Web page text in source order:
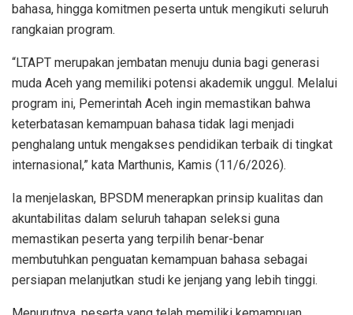
bahasa, hingga komitmen peserta untuk mengikuti seluruh
rangkaian program.
“LTAPT merupakan jembatan menuju dunia bagi generasi
muda Aceh yang memiliki potensi akademik unggul. Melalui
program ini, Pemerintah Aceh ingin memastikan bahwa
keterbatasan kemampuan bahasa tidak lagi menjadi
penghalang untuk mengakses pendidikan terbaik di tingkat
internasional,” kata Marthunis, Kamis (11/6/2026).
Ia menjelaskan, BPSDM menerapkan prinsip kualitas dan
akuntabilitas dalam seluruh tahapan seleksi guna
memastikan peserta yang terpilih benar-benar
membutuhkan penguatan kemampuan bahasa sebagai
persiapan melanjutkan studi ke jenjang yang lebih tinggi.